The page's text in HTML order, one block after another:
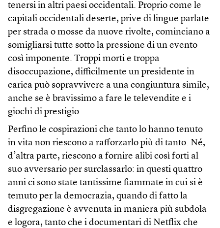
tenersi in altri paesi occidentali. Proprio come le
capitali occidentali deserte, prive di lingue parlate
per strada o mosse da nuove rivolte, cominciano a
somigliarsi tutte sotto la pressione di un evento
così imponente. Troppi morti e troppa
disoccupazione, difficilmente un presidente in
carica può sopravvivere a una congiuntura simile,
anche se è bravissimo a fare le televendite e i
giochi di prestigio.
Perfino le cospirazioni che tanto lo hanno tenuto
in vita non riescono a rafforzarlo più di tanto. Né,
d’altra parte, riescono a fornire alibi così forti al
suo avversario per surclassarlo: in questi quattro
anni ci sono state tantissime fiammate in cui si è
temuto per la democrazia, quando di fatto la
disgregazione è avvenuta in maniera più subdola
e logora, tanto che i documentari di Netflix che